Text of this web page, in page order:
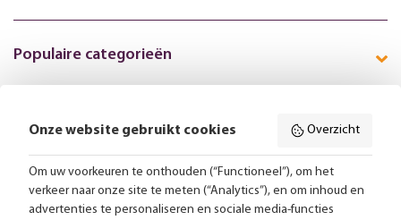
Populaire categorieën
Volg ons online:
Gratis bezorging vanaf 99,-
Onze website gebruikt cookies Overzicht
Om uw voorkeuren te onthouden (“Functioneel”), om het
verkeer naar onze site te meten (“Analytics”), en om inhoud en
advertenties te personaliseren en sociale media-functies